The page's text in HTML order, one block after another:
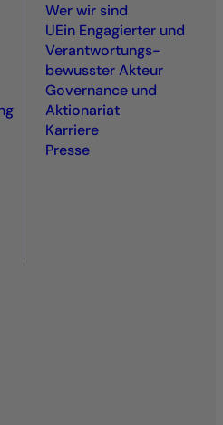
Wer wir sind
UEin Engagierter und
Ver­antwortungs­
bewusster Akteur
Governance und
Aktionariat
Karriere
Presse